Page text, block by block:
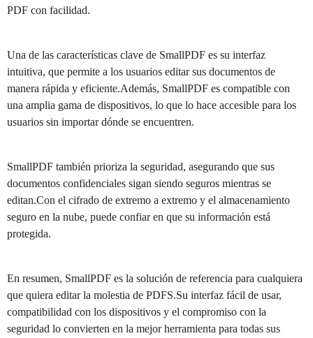
PDF con facilidad.
Una de las características clave de SmallPDF es su interfaz
intuitiva, que permite a los usuarios editar sus documentos de
manera rápida y eficiente.Además, SmallPDF es compatible con
una amplia gama de dispositivos, lo que lo hace accesible para los
usuarios sin importar dónde se encuentren.
SmallPDF también prioriza la seguridad, asegurando que sus
documentos confidenciales sigan siendo seguros mientras se
editan.Con el cifrado de extremo a extremo y el almacenamiento
seguro en la nube, puede confiar en que su información está
protegida.
En resumen, SmallPDF es la solución de referencia para cualquiera
que quiera editar la molestia de PDFS.Su interfaz fácil de usar,
compatibilidad con los dispositivos y el compromiso con la
seguridad lo convierten en la mejor herramienta para todas sus